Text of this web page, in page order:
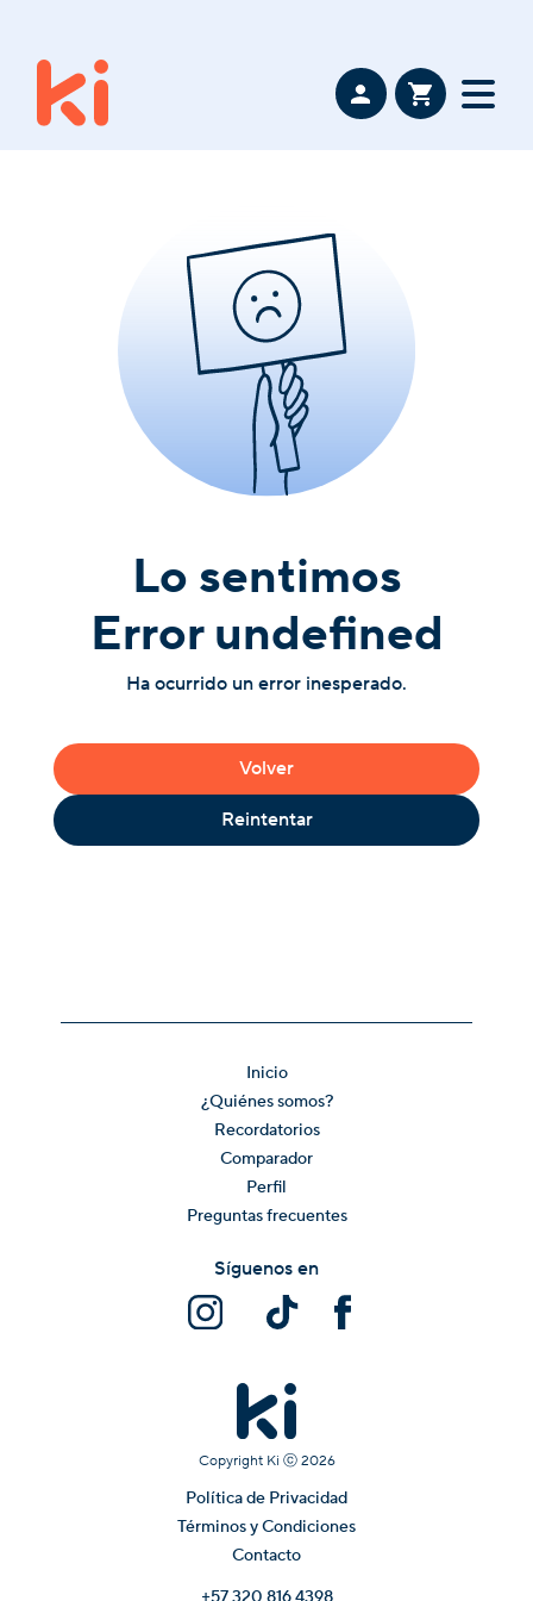
Lo sentimos
Error undefined
Ha ocurrido un error inesperado.
Volver
Reintentar
Inicio
¿Quiénes somos?
Recordatorios
Comparador
Perfil
Preguntas frecuentes
Copyright Ki ⓒ 2026
Política de Privacidad
Términos y Condiciones
Contacto
Síguenos en